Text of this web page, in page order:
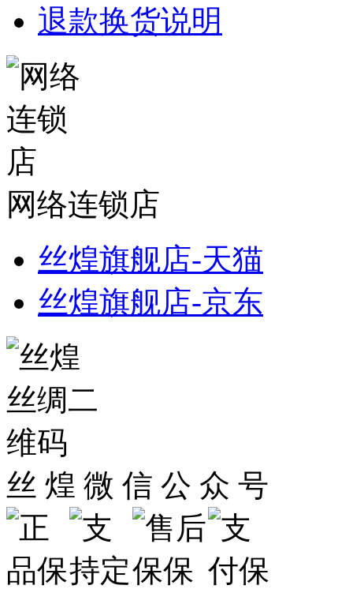
退款换货说明
网络连锁店
丝煌旗舰店-天猫
丝煌旗舰店-京东
丝 煌 微 信 公 众 号